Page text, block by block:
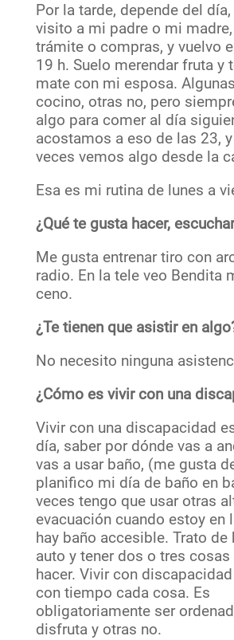
Por la tarde, depende del día,
visito a mi padre o mi
trámite o compras, y vuelvo
19 h. Suelo merendar fruta y
mate con mi esposa.
cocino, otras no, pero
algo para comer al día
acostamos a eso de las 23,
veces vemos algo desde la
Esa es mi rutina de lunes a
¿Qué te gusta hacer,
Me gusta entrenar tiro con
radio. En la tele veo Bendita
ceno.
¿Te tienen que asistir en
No necesito ninguna
¿Cómo es vivir con una
Vivir con una discapacidad
día, saber por dónde vas a
vas a usar baño, (me gusta
planifico mi día de baño en
veces tengo que usar otras
evacuación cuando estoy en
hay baño accesible. Trato de
auto y tener dos o tres cosas
hacer. Vivir con
con tiempo cada cosa. Es
obligatoriamente ser
disfruta y otras no.